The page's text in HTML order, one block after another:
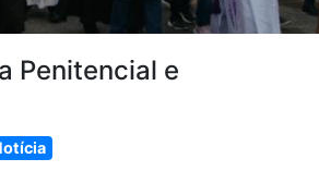
Penitencial e